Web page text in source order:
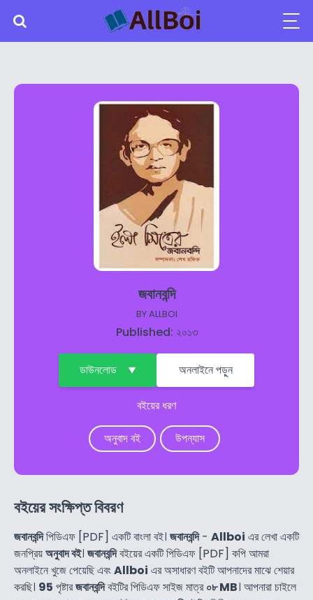
জবানবন্দি
BYALLBOI
Published: ২০১৩
ডাউনলোড অনলাইনে পড়ুন
বইয়ের ধরণ
অনুবাদ বই উপন্যাস
বইয়ের সংক্ষিপ্ত বিবরণ
জবানবন্দিপিডিএফ [PDF] একটি বাংলা বই। জবানবন্দি- Allboi এর লেখা একটি
জনপ্রিয়অনুবাদ বই। জবানবন্দিবইয়ের একটি পিডিএফ [PDF] কপি আমরা
অনলাইনে খুজে পেয়েছি এবংAllboi এর অসাধারণ বইটি আপনাদের মাঝে শেয়ার
করছি। 95 পৃষ্টারজবানবন্দিবইটির পিডিএফ সাইজ মাত্র০৮ MB। আপনারা চাইলে